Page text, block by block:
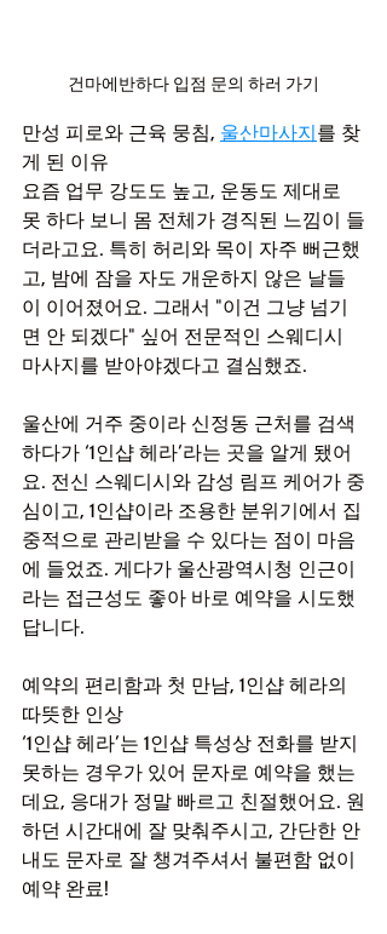
건마에반하다 입점 문의 하러 가기
만성 피로와 근육 뭉침, 울산마사지를 찾
게 된 이유
요즘 업무 강도도 높고, 운동도 제대로
못 하다 보니 몸 전체가 경직된 느낌이 들
더라고요. 특히 허리와 목이 자주 뻐근했
고, 밤에 잠을 자도 개운하지 않은 날들
이 이어졌어요. 그래서 "이건 그냥 넘기
면 안 되겠다" 싶어 전문적인 스웨디시
마사지를 받아야겠다고 결심했죠.
울산에 거주 중이라 신정동 근처를 검색
하다가 ‘1인샵 헤라’라는 곳을 알게 됐어
요. 전신 스웨디시와 감성 림프 케어가 중
심이고, 1인샵이라 조용한 분위기에서 집
중적으로 관리받을 수 있다는 점이 마음
에 들었죠. 게다가 울산광역시청 인근이
라는 접근성도 좋아 바로 예약을 시도했
답니다.
예약의 편리함과 첫 만남, 1인샵 헤라의
따뜻한 인상
‘1인샵 헤라’는 1인샵 특성상 전화를 받지
못하는 경우가 있어 문자로 예약을 했는
데요, 응대가 정말 빠르고 친절했어요. 원
하던 시간대에 잘 맞춰주시고, 간단한 안
내도 문자로 잘 챙겨주셔서 불편함 없이
예약 완료!